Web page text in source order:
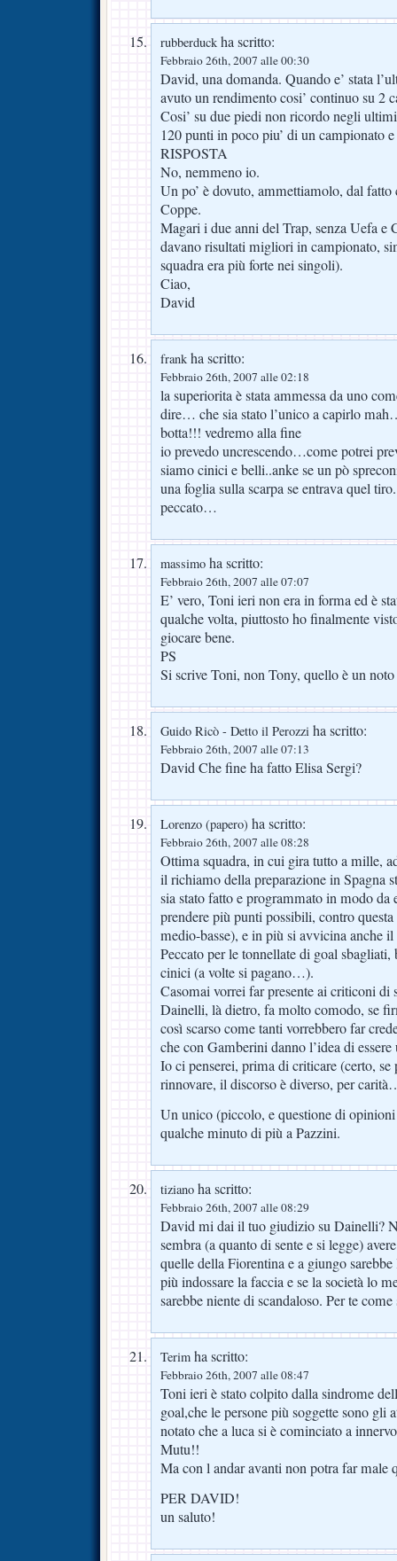
rubberduck ha scritto:
Febbraio 26th, 2007 alle 00:30
David, una domanda. Quando e’ stata
avuto un rendimento cosi’ continuo su 2
Cosi’ su due piedi non ricordo negli
120 punti in poco piu’ di un campionato
RISPOSTA
No, nemmeno io.
Un po’ è dovuto, ammettiamolo, dal
Coppe.
Magari i due anni del Trap, senza Uefa e
davano risultati migliori in campionato,
squadra era più forte nei singoli).
Ciao,
David
frank ha scritto:
Febbraio 26th, 2007 alle 02:18
la superiorita è stata ammessa da uno
dire… che sia stato l’unico a capirlo
botta!!! vedremo alla fine
io prevedo uncrescendo…come potrei
siamo cinici e belli..anke se un pò
una foglia sulla scarpa se entrava quel
peccato…
massimo ha scritto:
Febbraio 26th, 2007 alle 07:07
E’ vero, Toni ieri non era in forma ed è
qualche volta, piuttosto ho finalmente
giocare bene.
PS
Si scrive Toni, non Tony, quello è un
Guido Ricò - Detto il Perozzi ha scritto:
Febbraio 26th, 2007 alle 07:13
David Che fine ha fatto Elisa Sergi?
Lorenzo (papero) ha scritto:
Febbraio 26th, 2007 alle 08:28
Ottima squadra, in cui gira tutto a mille,
il richiamo della preparazione in Spagna
sia stato fatto e programmato in modo da
prendere più punti possibili, contro
medio-basse), e in più si avvicina anche
Peccato per le tonnellate di goal sbagliati,
cinici (a volte si pagano…).
Casomai vorrei far presente ai criticoni di
Dainelli, là dietro, fa molto comodo, se
così scarso come tanti vorrebbero far
che con Gamberini danno l’idea di
Io ci penserei, prima di criticare (certo,
rinnovare, il discorso è diverso, per
Un unico (piccolo, e questione di
qualche minuto di più a Pazzini.
tiziano ha scritto:
Febbraio 26th, 2007 alle 08:29
David mi dai il tuo giudizio su Dainelli?
sembra (a quanto di sente e si legge)
quelle della Fiorentina e a giungo
più indossare la faccia e se la società lo
sarebbe niente di scandaloso. Per te come
Terim ha scritto:
Febbraio 26th, 2007 alle 08:47
Toni ieri è stato colpito dalla sindrome
goal,che le persone più soggette sono
notato che a luca si è cominciato a
Mutu!!
Ma con l andar avanti non potra far male
PER DAVID!
un saluto!